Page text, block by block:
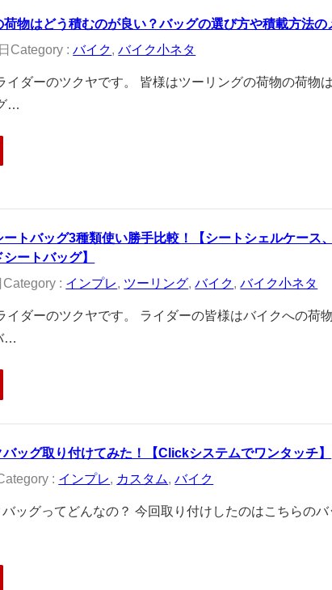
物はどう積むのが良い？バッグの選び方や積載方法の
Category :バイク, バイク小ネタ
イダーのツクヤです。 皆様はツーリングの荷物の荷物
…
ートバッグ3種類使い勝手比較！【シートシェルケース
ートバッグ】
Category : インプレ, ツーリング, バイク, バイク小ネタ
イダーのツクヤです。 ライダーの皆様はバイクへの荷
…
ッグ取り付けてみた！【Clickシステムでワンタッチ】
: インプレ, カスタム, バイク
ッグってどんなの？ 今回取り付けしたのはこちらのバ